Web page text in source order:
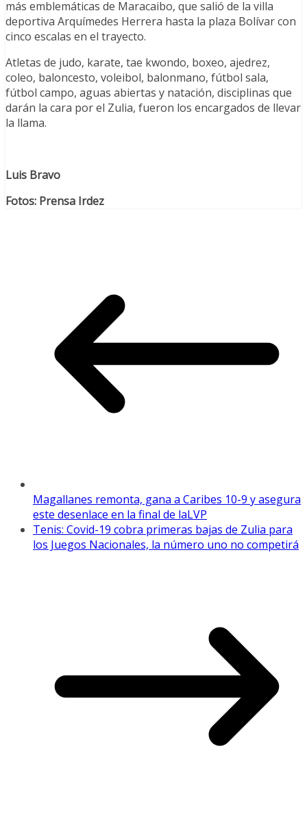
más emblemáticas de Maracaibo, que salió de la villa
deportiva Arquímedes Herrera hasta la plaza Bolívar con
cinco escalas en el trayecto.
Atletas de judo, karate, tae kwondo, boxeo, ajedrez,
coleo, baloncesto, voleibol, balonmano, fútbol sala,
fútbol campo, aguas abiertas y natación, disciplinas que
darán la cara por el Zulia, fueron los encargados de llevar
la llama.
Luis Bravo
Fotos: Prensa Irdez
Magallanes remonta, gana a Caribes 10-9 y asegura
este desenlace en la final de laLVP
Tenis: Covid-19 cobra primeras bajas de Zulia para
los Juegos Nacionales, la número uno no competirá